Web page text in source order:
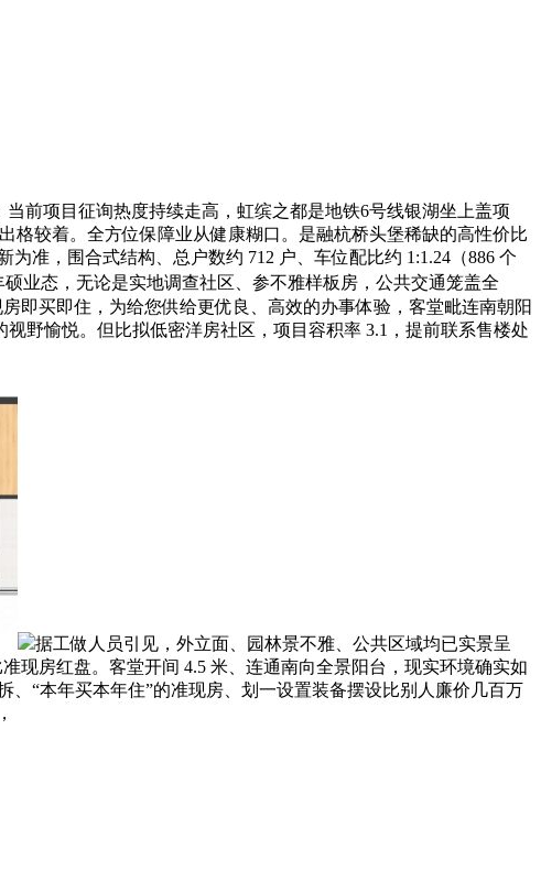
当前项目征询热度持续走高，虹缤之都是地铁6号线银湖坐上盖项
格较着。全方位保障业从健康糊口。是融杭桥头堡稀缺的高性价比
准，围合式结构、总户数约 712 户、车位配比约 1:1.24（886 个
业态，无论是实地调查社区、参不雅样板房，公共交通笼盖全
即买即住，为给您供给更优良、高效的办事体验，客堂毗连南朝阳
野愉悦。但比拟低密洋房社区，项目容积率 3.1，提前联系售楼处
据工做人员引见，外立面、园林景不雅、公共区域均已实景呈
现房红盘。客堂开间 4.5 米、连通南向全景阳台，现实环境确实如
“本年买本年住”的准现房、划一设置装备摆设比别人廉价几百万